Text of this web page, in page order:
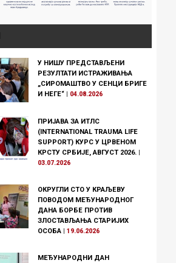
У НИШУ ПРЕДСТАВЉЕНИ
РЕЗУЛТАТИ ИСТРАЖИВАЊА
„СИРОМАШТВО У СЕНЦИ БРИГЕ
И НЕГЕ“
04.08.2026
ПРИЈАВА ЗА ИТЛС
(INTERNATIONAL TRAUMA LIFE
SUPPORT) КУРС У ЦРВЕНОМ
КРСТУ СРБИЈЕ, АВГУСТ 2026. |
03.07.2026
ОКРУГЛИ СТО У КРАЉЕВУ
ПОВОДОМ МЕЂУНАРОДНОГ
ДАНА БОРБЕ ПРОТИВ
ЗЛОСТАВЉАЊА СТАРИЈИХ
ОСОБА |19.06.2026
МЕЂУНАРОДНИ ДАН